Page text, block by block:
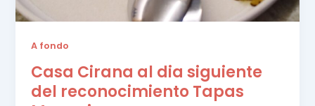
A fondo
Casa Cirana al dia siguiente
del reconocimiento Tapas